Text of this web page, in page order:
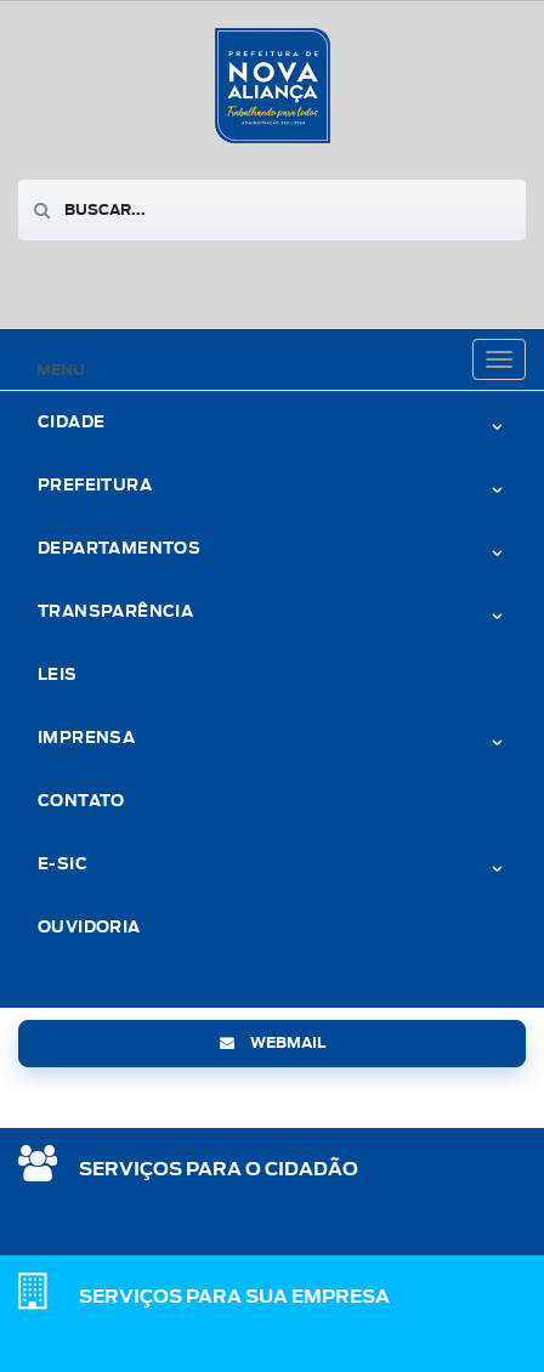
MENU
Toggle
CIDADE
PREFEITURA
DEPARTAMENTOS
TRANSPARÊNCIA
LEIS
IMPRENSA
CONTATO
E-SIC
OUVIDORIA
WEBMAIL
SERVIÇOS PARA O CIDADÃO
SERVIÇOS PARA SUA EMPRESA